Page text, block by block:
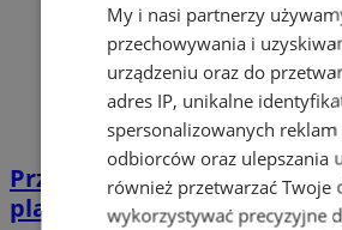
Przyszłość Wodzisławia
planowane inwestycje na
My i nasi partnerzy
przechowywania i
urządzeniu oraz do
adres IP, unikalne
spersonalizowanych
odbiorców oraz ulepszania
również przetwarzać Twoje
wykorzystywać precyzyjne